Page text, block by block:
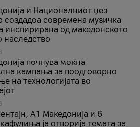
и Националниот џез
создадоа современа музичка
инспирирана од македонското
наследство
почнува моќна
кампања за поодговорно
на технологијата во
A1 Македонија и 6
ја отворија темата за